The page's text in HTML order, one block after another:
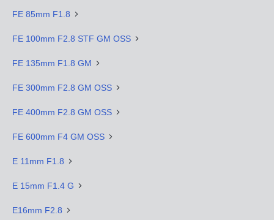
FE 85mm F1.8
FE 100mm F2.8 STF GM OSS
FE 135mm F1.8 GM
FE 300mm F2.8 GM OSS
FE 400mm F2.8 GM OSS
FE 600mm F4 GM OSS
E 11mm F1.8
E 15mm F1.4 G
E16mm F2.8